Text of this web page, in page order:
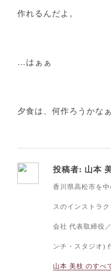
作れるんだよ。
…はぁぁ
夕食は、何作ろうかなぁ
投稿者: 山本
香川県高松市を
スのインストラ
会社 代表取締役
ンチ・スタジオ)
山本 美枝 のすべ